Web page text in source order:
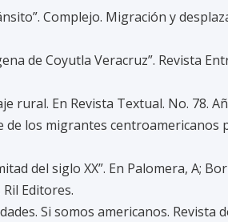
Complejo. Migración y
Coyutla Veracruz”. Revista
En Revista Textual. No. 78.
los migrantes centroamericanos
del siglo XX”. En Palomera, A;
Editores.
Si somos americanos.